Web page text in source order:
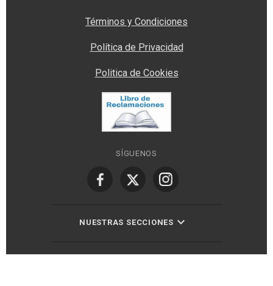
Términos y Condiciones
Política de Privacidad
Politica de Cookies
SÍGUENOS
NUESTRAS SECCIONES